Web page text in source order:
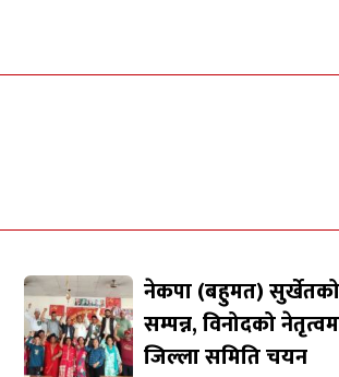
नेकपा (बहुमत)
सम्पन्न, विनोदको
जिल्ला समिति चयन